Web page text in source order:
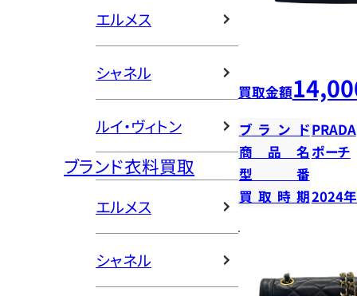
エルメス
シャネル
ルイ・ヴィトン
ブランド衣料買取
エルメス
シャネル
買取金額
ブランドPRADA
商品名ポーチ
型番
買取時期2024